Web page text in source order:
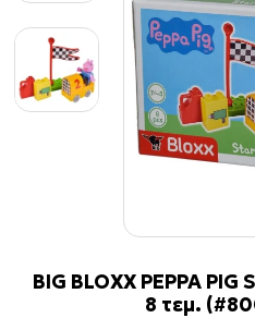
BIG BLOXX PEPPA
8 τεμ.